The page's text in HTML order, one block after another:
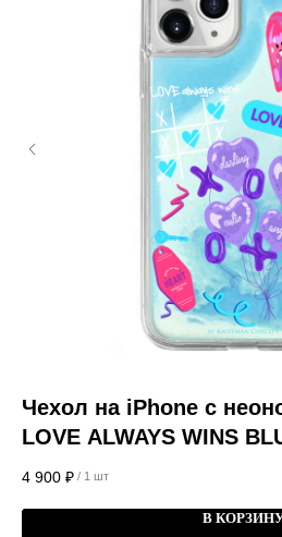
Чехол на iPhone с
LOVE ALWAYS WINS
4 900 ₽ / 1 шт
В